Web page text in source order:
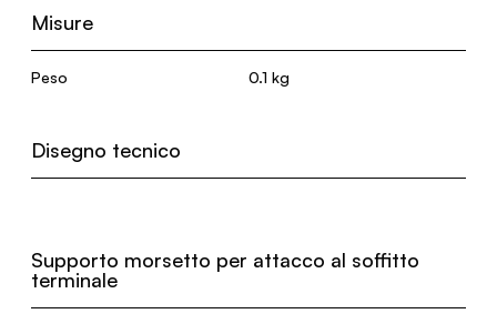
Misure
Peso 0.1 kg
Disegno tecnico
Supporto morsetto per attacco al soffitto
terminale